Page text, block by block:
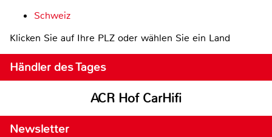
Schweiz
Klicken Sie auf Ihre PLZ oder wählen Sie ein Land
Händler des Tages
ACR Hof CarHifi
Newsletter